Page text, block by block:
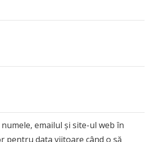
numele, emailul și site-ul web în
pentru data viitoare când o să